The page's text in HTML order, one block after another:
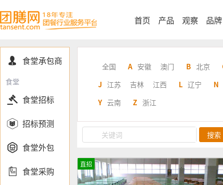
首页 产品 观察 品牌
 食堂承包商
食堂
 食堂招标
 招标预测
 食堂外包
 食堂采购
全国 A 安徽 澳门 B 北京
J 江苏 吉林 江西 L 辽宁
N
Y 云南 Z 浙江
搜索
直招